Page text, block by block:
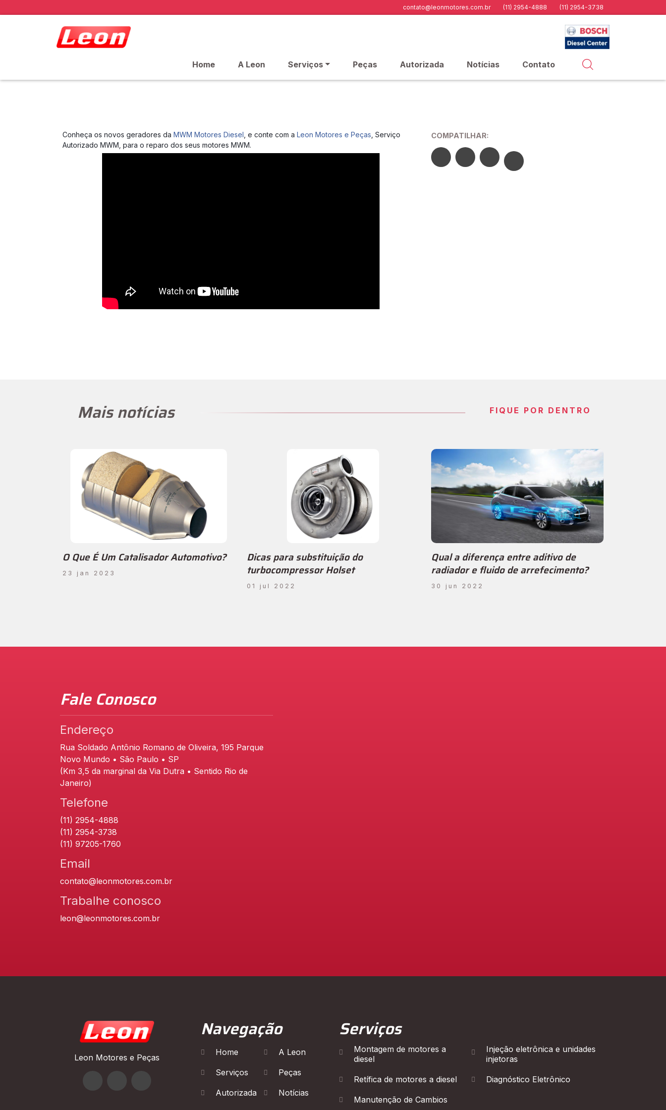
contato@leonmotores.com.br (11) 2954-4888 (11) 2954-3738
Home A Leon Serviços Peças Autorizada Notícias Contato
Conheça os novos geradores da MWM Motores Diesel , e conte com a Leon Motores e Peças , Serviço
Autorizado MWM, para o reparo dos seus motores MWM.
COMPATILHAR:
Mais notícias FIQUE POR DENTRO
O Que É Um Catalisador Automotivo?
23 jan 2023
Dicas para substituição do
turbocompressor Holset
01 jul 2022
Qual a diferença entre aditivo de
radiador e fluido de arrefecimento?
30 jun 2022
Fale Conosco
Endereço
Rua Soldado Antônio Romano de Oliveira, 195 Parque
Novo Mundo • São Paulo • SP
(Km 3,5 da marginal da Via Dutra • Sentido Rio de
Janeiro)
Telefone
(11) 2954-4888
(11) 2954-3738
(11) 97205-1760
Email
contato@leonmotores.com.br
Trabalhe conosco
leon@leonmotores.com.br
Leon Motores e Peças
Navegação
Home A Leon
Serviços Peças
Autorizada Notícias
Serviços
Montagem de motores a
diesel
Injeção eletrônica e unidades
injetoras
Retífica de motores a diesel Diagnóstico Eletrônico
Manutenção de Cambios